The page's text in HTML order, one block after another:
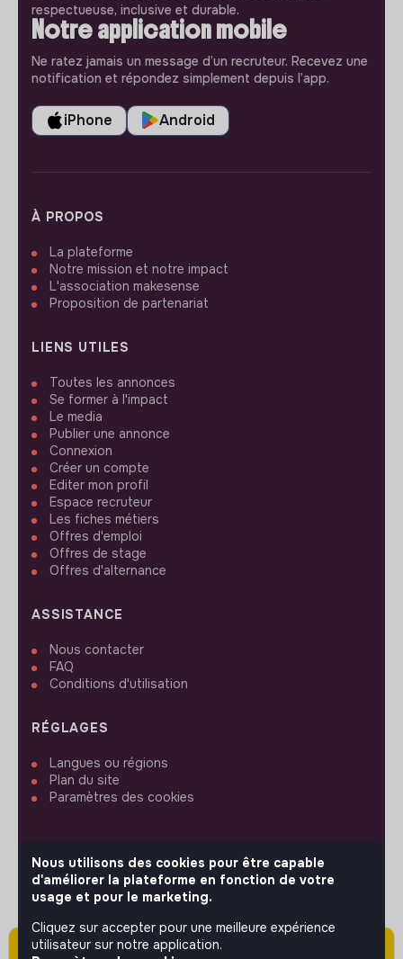
Attention cette annonce a été publiée il y a
respectueuse, inclusive et durable.
Notre application mobile
Ne ratez jamais un message d’un recruteur. Recevez une
notification et répondez simplement depuis l’app.
iPhone Android
À PROPOS
La plateforme
Notre mission et notre impact
L'association makesense
Proposition de partenariat
LIENS UTILES
Toutes les annonces
Se former à l'impact
Le media
Publier une annonce
Connexion
Créer un compte
Editer mon profil
Espace recruteur
Les fiches métiers
Offres d'emploi
Offres de stage
Offres d'alternance
ASSISTANCE
Nous contacter
FAQ
Conditions d'utilisation
RÉGLAGES
Langues ou régions
Plan du site
Paramètres des cookies
SUIVEZ-NOUS
Nous utilisons des cookies pour être capable
d'améliorer la plateforme en fonction de votre
usage et pour le marketing.
Cliquez sur accepter pour une meilleure expérience
utilisateur sur notre application.